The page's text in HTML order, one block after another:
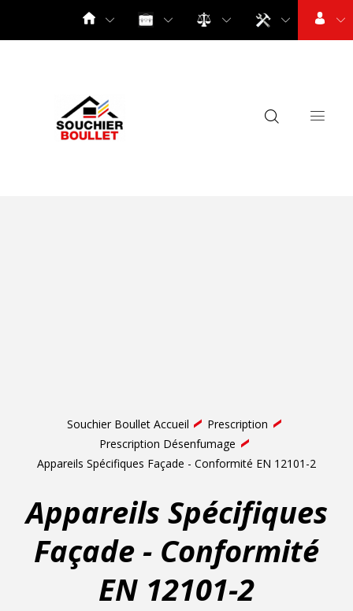
Souchier Boullet Accueil
Prescription
Prescription Désenfumage
Appareils Spécifiques Façade - Conformité EN 12101-2
Appareils Spécifiques
Façade - Conformité
EN 12101-2